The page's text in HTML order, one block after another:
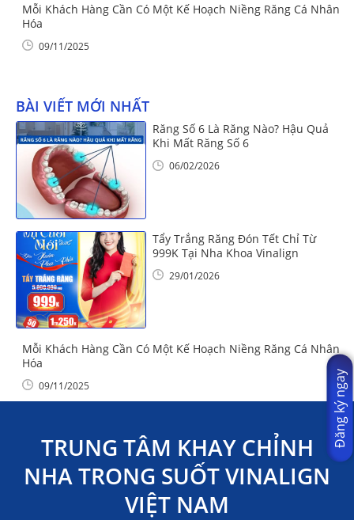
Mỗi Khách Hàng Cần Có Một Kế Hoạch Niềng Răng Cá Nhân
Hóa
09/11/2025
BÀI VIẾT MỚI NHẤT
Răng Số 6 Là Răng Nào? Hậu Quả
Khi Mất Răng Số 6
06/02/2026
Tẩy Trắng Răng Đón Tết Chỉ Từ
999K Tại Nha Khoa Vinalign
29/01/2026
Mỗi Khách Hàng Cần Có Một Kế Hoạch Niềng Răng Cá Nhân
Hóa
09/11/2025
TRUNG TÂM KHAY CHỈNH
NHA TRONG SUỐT VINALIGN
VIỆT NAM
Đăng ký ngay